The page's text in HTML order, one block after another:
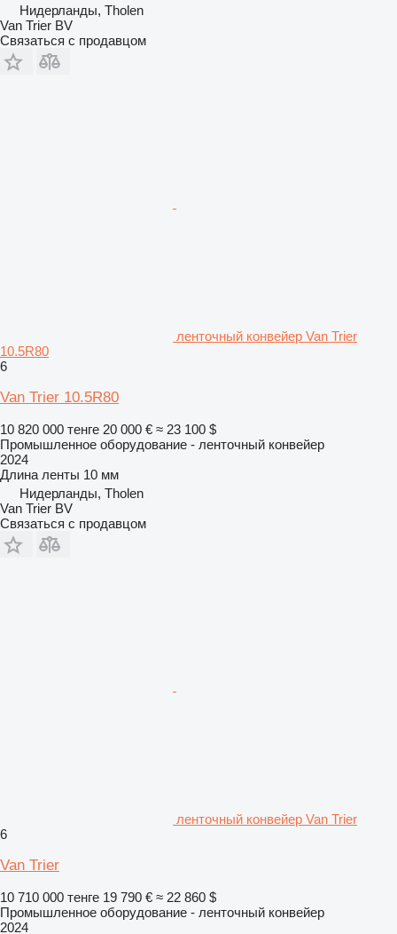
Нидерланды, Tholen
Van Trier BV
Связаться с продавцом
ленточный конвейер Van Trier
10.5R80
6
Van Trier 10.5R80
10 820 000 тенге 20 000 € ≈ 23 100 $
Промышленное оборудование - ленточный конвейер
2024
Длина ленты 10 мм
Нидерланды, Tholen
Van Trier BV
Связаться с продавцом
ленточный конвейер Van Trier
6
Van Trier
10 710 000 тенге 19 790 € ≈ 22 860 $
Промышленное оборудование - ленточный конвейер
2024